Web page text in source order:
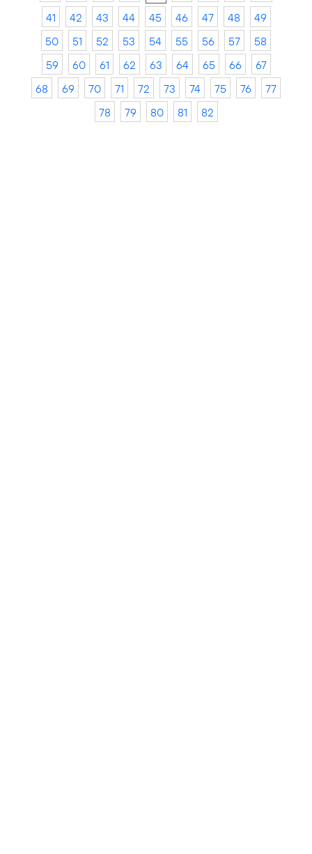
41
42 43 44 45 46 47 48
49
50
51 52 53 54 55 56 57
58
59
60 61 62 63 64 65 66
67
68
69 70 71 72 73 74 75 76
77
78
79 80 81 82